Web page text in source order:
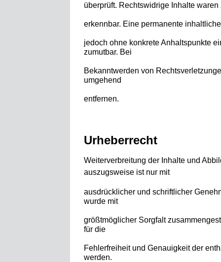
überprüft. Rechtswidrige Inhalte
erkennbar. Eine permanente
jedoch ohne konkrete Anhaltspunkte
zumutbar. Bei
Bekanntwerden von
umgehend
entfernen.
Urheberrecht
Weiterverbreitung der Inhalte und
auszugsweise ist nur mit
ausdrücklicher und schriftlicher
wurde mit
größtmöglicher Sorgfalt
für die
Fehlerfreiheit und Genauigkeit der
werden.